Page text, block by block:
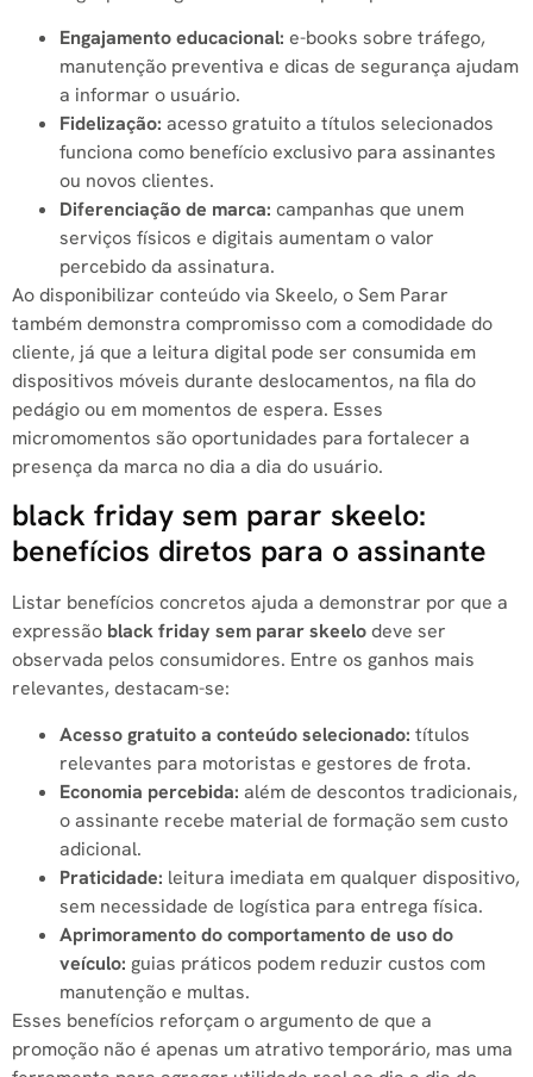
Engajamento educacional: e-books sobre tráfego,
manutenção preventiva e dicas de segurança ajudam
a informar o usuário.
Fidelização: acesso gratuito a títulos selecionados
funciona como benefício exclusivo para assinantes
ou novos clientes.
Diferenciação de marca: campanhas que unem
serviços físicos e digitais aumentam o valor
percebido da assinatura.
Ao disponibilizar conteúdo via Skeelo, o Sem Parar
também demonstra compromisso com a comodidade do
cliente, já que a leitura digital pode ser consumida em
dispositivos móveis durante deslocamentos, na fila do
pedágio ou em momentos de espera. Esses
micromomentos são oportunidades para fortalecer a
presença da marca no dia a dia do usuário.
black friday sem parar skeelo:
benefícios diretos para o assinante
Listar benefícios concretos ajuda a demonstrar por que a
expressão black friday sem parar skeelodeve ser
observada pelos consumidores. Entre os ganhos mais
relevantes, destacam-se:
Acesso gratuito a conteúdo selecionado: títulos
relevantes para motoristas e gestores de frota.
Economia percebida: além de descontos tradicionais,
o assinante recebe material de formação sem custo
adicional.
Praticidade: leitura imediata em qualquer dispositivo,
sem necessidade de logística para entrega física.
Aprimoramento do comportamento de uso do
veículo: guias práticos podem reduzir custos com
manutenção e multas.
Esses benefícios reforçam o argumento de que a
promoção não é apenas um atrativo temporário, mas uma